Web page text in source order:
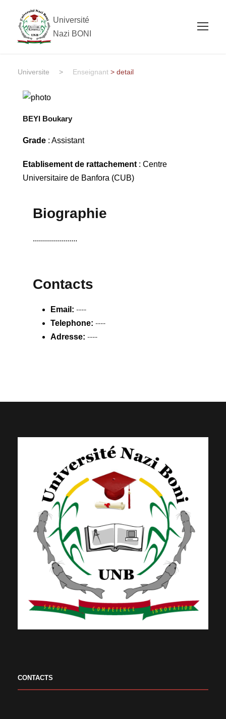
Université
Nazi BONI
Universite > Enseignant > detail
BEYI Boukary
Grade: Assistant
Etablisement de rattachement: Centre
Universitaire de Banfora (CUB)
Biographie
......................
Contacts
Email: ----
Telephone: ----
Adresse: ----
CONTACTS